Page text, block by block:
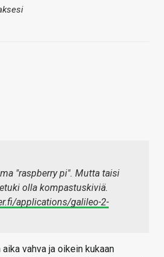
"raspberry pi". Mutta taisi
olla kompastuskiviä.
applications/galileo-2-
vahva ja oikein kukaan